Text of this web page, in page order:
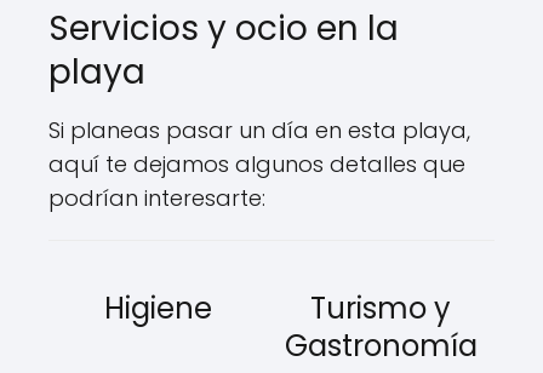
Servicios y ocio en la
playa
Si planeas pasar un día en esta playa,
aquí te dejamos algunos detalles que
podrían interesarte:
Higiene
Turismo y
Gastronomía